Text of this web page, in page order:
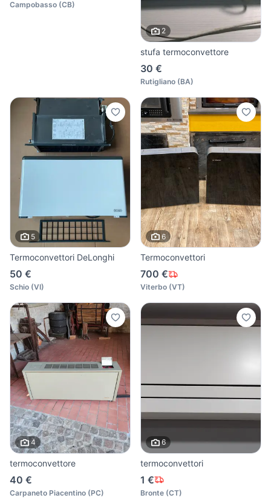
Campobasso (CB)
2
stufa termoconvettore
30 €
Rutigliano (BA)
5
Termoconvettori DeLonghi
50 €
Schio (VI)
6
Termoconvettori
700 €
Viterbo (VT)
4
termoconvettore
40 €
Carpaneto Piacentino (PC)
6
termoconvettori
1 €
Bronte (CT)